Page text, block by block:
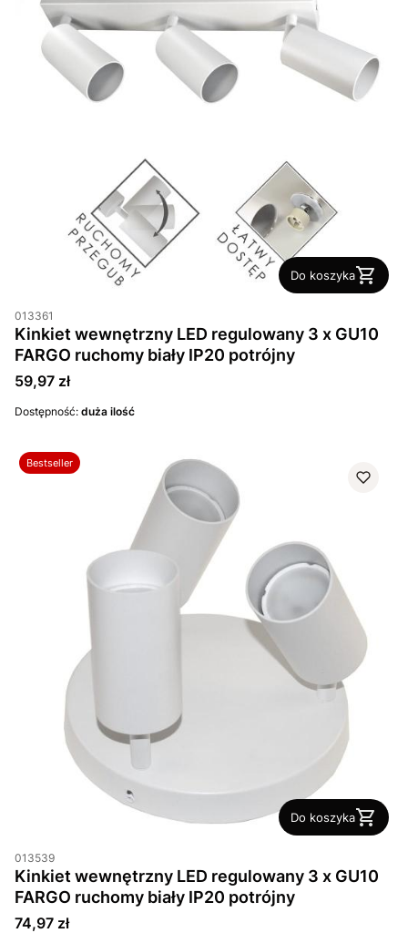
Do koszyka
013361
Kinkiet wewnętrzny LED regulowany 3 x GU10
FARGO ruchomy biały IP20 potrójny
Cena
59,97 zł
Dostępność: duża ilość
Bestseller
Do koszyka
013539
Kinkiet wewnętrzny LED regulowany 3 x GU10
FARGO ruchomy biały IP20 potrójny
Cena
74,97 zł